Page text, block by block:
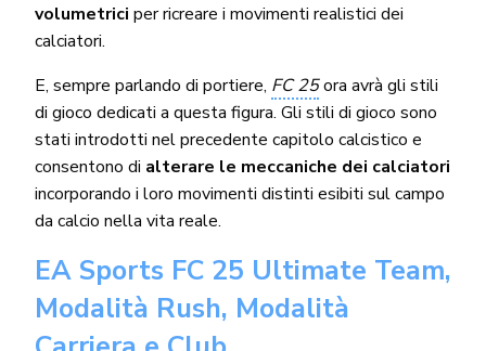
volumetrici per ricreare i movimenti realistici dei
calciatori.
E, sempre parlando di portiere, FC 25ora avrà gli stili
di gioco dedicati a questa figura. Gli stili di gioco sono
stati introdotti nel precedente capitolo calcistico e
consentono di alterare le meccaniche dei calciatori
incorporando i loro movimenti distinti esibiti sul campo
da calcio nella vita reale.
EA Sports FC 25 Ultimate Team,
Modalità Rush, Modalità